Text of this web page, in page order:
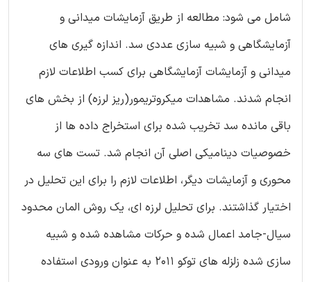
شامل می شود: مطالعه از طریق آزمایشات میدانی و
آزمایشگاهی و شبیه سازی عددی سد. اندازه گیری های
میدانی و آزمایشات آزمایشگاهی برای کسب اطلاعات لازم
انجام شدند. مشاهدات میکروتریمور(ریز لرزه) از بخش های
باقی مانده سد تخریب شده برای استخراج داده ها از
خصوصیات دینامیکی اصلی آن انجام شد. تست های سه
محوری و آزمایشات دیگر، اطلاعات لازم را برای این تحلیل در
اختیار گذاشتند. برای تحلیل لرزه ای، یک روش المان محدود
سیال-جامد اعمال شده و حرکات مشاهده شده و شبیه
سازی شده زلزله های توکو 2011 به عنوان ورودی استفاده